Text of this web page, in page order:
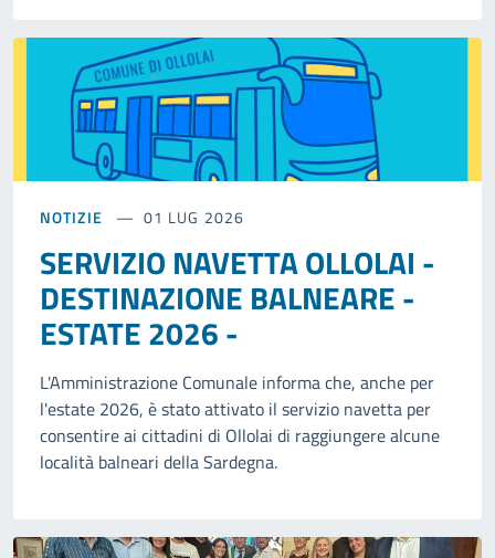
NOTIZIE 01 LUG 2026
SERVIZIO NAVETTA OLLOLAI -
DESTINAZIONE BALNEARE -
ESTATE 2026 -
L'Amministrazione Comunale informa che, anche per
l'estate 2026, è stato attivato il servizio navetta per
consentire ai cittadini di Ollolai di raggiungere alcune
località balneari della Sardegna.